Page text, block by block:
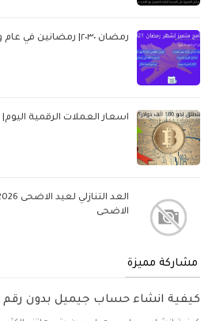
رمضان ٢٠٣٠| رمضانين في عام واحد!!
اسعار العملات الرقمية
الاضحى
مشاركة مميزة
كيفية انشاء حساب جيميل بدون رقم